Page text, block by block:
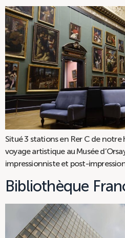
Situé 3 stations en Rer C de
voyage artistique au Musée
impressionniste et post-
Bibliothèque